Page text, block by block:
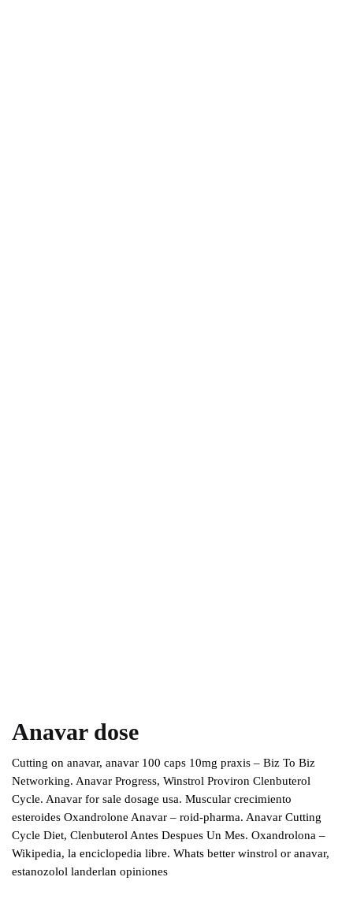
Anavar dose
Cutting on anavar, anavar 100 caps 10mg praxis – Biz To Biz
Networking. Anavar Progress, Winstrol Proviron Clenbuterol
Cycle. Anavar for sale dosage usa. Muscular crecimiento
esteroides Oxandrolone Anavar – roid-pharma. Anavar Cutting
Cycle Diet, Clenbuterol Antes Despues Un Mes. Oxandrolona –
Wikipedia, la enciclopedia libre. Whats better winstrol or anavar,
estanozolol landerlan opiniones